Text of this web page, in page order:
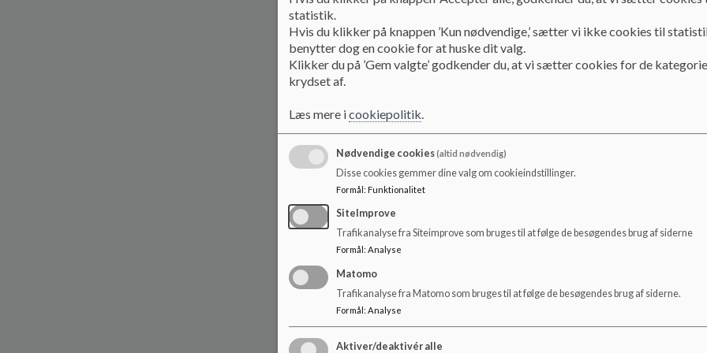
Funktion:
Funktion:
statistik.
Hvis du klikker på knappen ’Kun nødvendige,’ sætter vi ikke cookies til
benytter dog en cookie for at huske dit valg.
Klikker du på ’Gem valgte’ godkender du, at vi sætter cookies for de
krydset af.
Læs mere icookiepolitik.
Nødvendige cookies(altid nødvendig)
Disse cookies gemmer dine valg om cookieindstillinger.
Formål: Funktionalitet
SiteImprove
Trafikanalyse fra Siteimprove som bruges til at følge de besøgendes brug af siderne
Formål : Analyse
Matomo
Trafikanalyse fra Matomo som bruges til at følge de besøgendes brug af siderne.
Formål : Analyse
Aktiver/deaktivér alle